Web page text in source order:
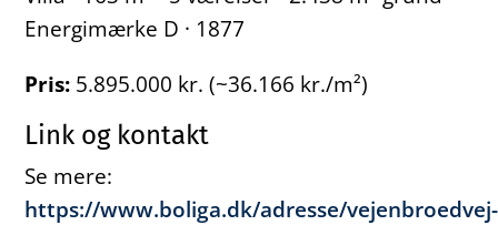
Energimærke D · 1877
Pris: 5.895.000 kr. (~36.166 kr./m²)
Link og kontakt
Se mere:
https://www.boliga.dk/adresse/vejenbroedvej-